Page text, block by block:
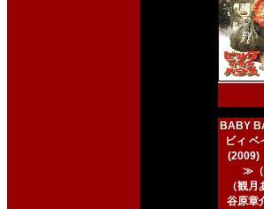
BABY
ビィ ベ
(2009)
≫（
（観
谷原章